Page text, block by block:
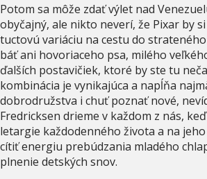
Potom sa môže zdať výlet nad
obyčajný, ale nikto neverí, že Pixar by
tuctovú variáciu na cestu do
báť ani hovoriaceho psa, milého
ďalších postavičiek, ktoré by ste tu
kombinácia je vynikajúca a napĺňa
dobrodružstva i chuť poznať nové,
Fredricksen drieme v každom z nás,
letargie každodenného života a na
cítiť energiu prebúdzania mladého
plnenie detských snov.